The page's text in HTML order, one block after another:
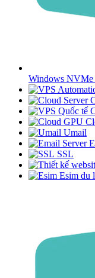
Windows NVMe
Umail
SSL
Esim du